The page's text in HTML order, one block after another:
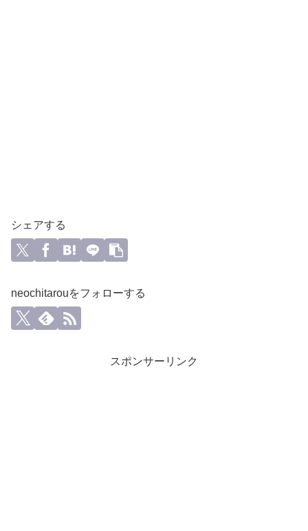
シェアする
neochitarouをフォローする
スポンサーリンク